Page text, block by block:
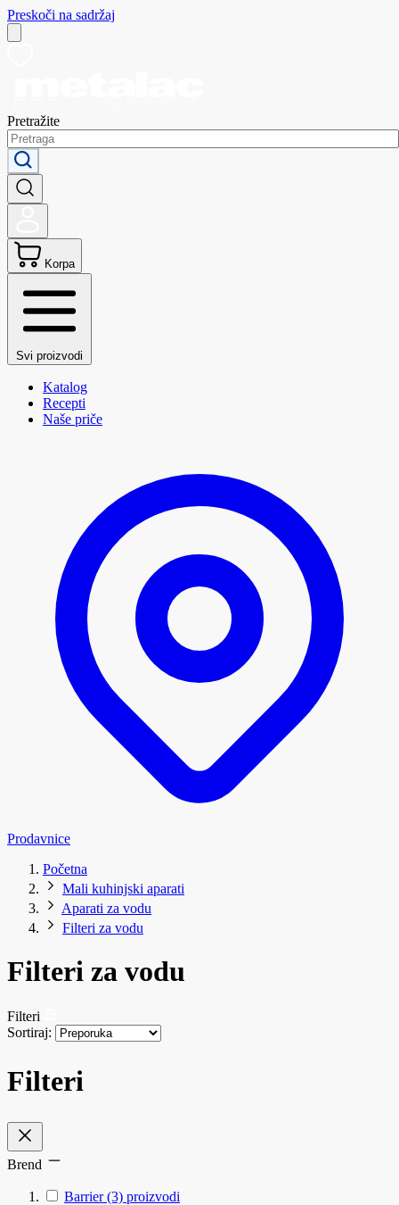
Preskoči na sadržaj
Pretražite
Korpa
Svi proizvodi
Katalog
Recepti
Naše priče
Prodavnice
Početna
Mali kuhinjski aparati
Aparati za vodu
Filteri za vodu
Filteri za vodu
Filteri
Sortiraj:
Filteri
Brend
Barrier (3) proizvodi